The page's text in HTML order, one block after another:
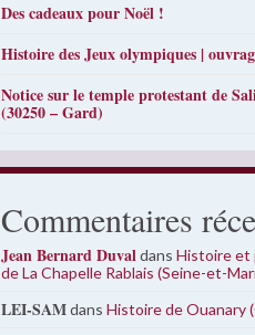
Des cadeaux pour Noël !
Histoire des Jeux olympiques |
Notice sur le temple protestant de
(30250 – Gard)
Commentaires
Jean Bernard DuvaldansHistoire et
de La Chapelle Rablais (Seine-et-
LEI-SAMdansHistoire de Ouanary